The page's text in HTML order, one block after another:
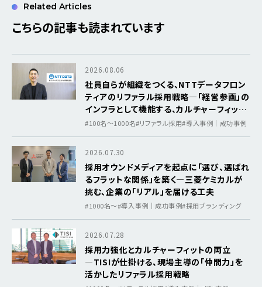
Related Articles
こちらの記事も読まれています
2026.08.06
社員自らが組織をつくる、NTTデータフロン
ティアのリファラル採用戦略―「経営参画」の
インフラとして機能する、カルチャーフィット
を軸にした採用基盤
#100名～1000名#リファラル採用#導入事例｜成功事例
2026.07.30
採用オウンドメディアを起点に「選び、選ばれ
るフラットな関係」を築く―三菱ケミカルが
挑む、企業の「リアル」を届ける工夫
#1000名〜#導入事例｜成功事例#採用ブランディング
2026.07.28
採用力強化とカルチャーフィットの両立
―TISIが仕掛ける、現場主導の「仲間力」を
活かしたリファラル採用戦略